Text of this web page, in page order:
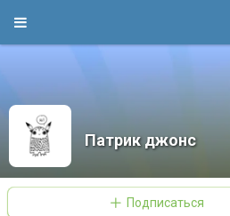
Патрик джонс
Подписаться